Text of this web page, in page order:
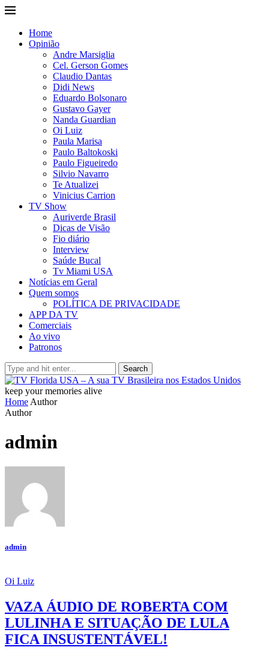
Home
Opinião
Andre Marsiglia
Cel. Gerson Gomes
Claudio Dantas
Didi News
Eduardo Bolsonaro
Gustavo Gayer
Nanda Guardian
Oi Luiz
Paula Marisa
Paulo Baltokoski
Paulo Figueiredo
Silvio Navarro
Te Atualizei
Vinicius Carrion
TV Show
Auriverde Brasil
Dicas de Visão
Fio diário
Interview
Saúde Bucal
Tv Miami USA
Notícias em Geral
Quem somos
POLÍTICA DE PRIVACIDADE
APP DA TV
Comerciais
Ao vivo
Patronos
Search
keep your memories alive
Home Author
Author
admin
admin
Oi Luiz
VAZA ÁUDIO DE ROBERTA COM
LULINHA E SITUAÇÃO DE LULA
FICA INSUSTENTÁVEL!